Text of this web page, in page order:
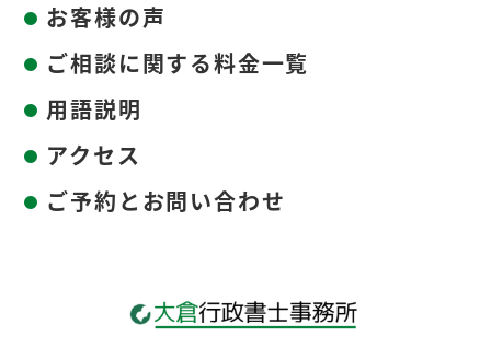
お客様の声
ご相談に関する料金一覧
用語説明
アクセス
ご予約とお問い合わせ